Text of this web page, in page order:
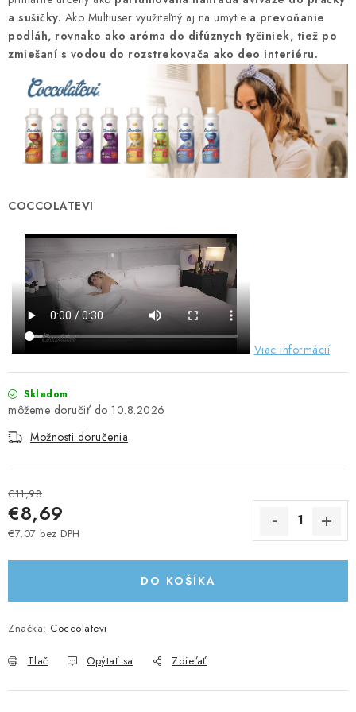
UPRATOVACIE SLUŽBY
ZAREGISTRUJTE SA
OBCHODNÉ PODMIENKY
ZNAČKY
a sušičky. Ako Multiuser využiteľný aj na umytie a prevoňanie
podláh, rovnako ako aróma do difúznych tyčiniek, tiež po
zmiešaní s vodou do rozstrekovača ako deo interiéru.
COCCOLATEVI
Viac informácií
Skladom
10.8.2026
Možnosti doručenia
€11,98
€8,69
€7,07 bez DPH
DO KOŠÍKA
Značka: Coccolatevi
Tlač Opýtať sa Zdieľať